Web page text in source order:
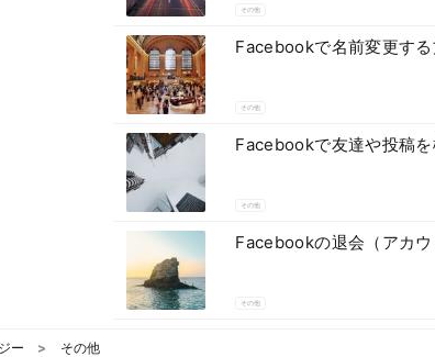
その他
Facebookで名前変更す
その他
Facebookで友達や投稿
その他
Facebookの退会（アカ
その他
ー その他